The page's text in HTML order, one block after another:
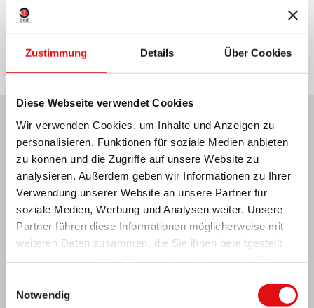
Zustimmung Details Über Cookies
Diese Webseite verwendet Cookies
Wir verwenden Cookies, um Inhalte und Anzeigen zu
personalisieren, Funktionen für soziale Medien anbieten
zu können und die Zugriffe auf unsere Website zu
analysieren. Außerdem geben wir Informationen zu Ihrer
Verwendung unserer Website an unsere Partner für
soziale Medien, Werbung und Analysen weiter. Unsere
Partner führen diese Informationen möglicherweise mit
weiteren Daten zusammen, die Sie ihnen bereitgestellt
Notwendig
Teilen auf:
Neuesten Nachrichten:
MEXIKO: OCD-PLENARVERSAMMLUNG